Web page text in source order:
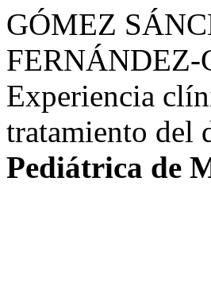
GÓMEZ
FERNÁNDEZ-
Experiencia
tratamiento del
Pediátrica de